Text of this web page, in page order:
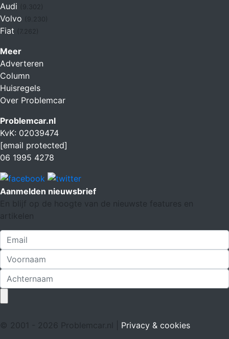
Audi
Volvo
Fiat (7.262)
Meer
Adverteren
Column
Huisregels
Over Problemcar
Problemcar.nl
KvK: 02039474
[email protected]
06 1995 4278
Aanmelden nieuwsbrief
En blijf op de hoogte van de nieuwste features en
artikelen
© 2001 - 2026 Problemcar.nl | Privacy & cookies